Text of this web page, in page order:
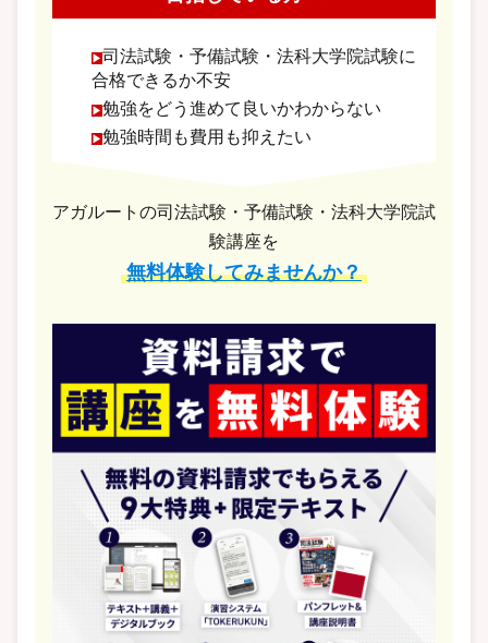
司法試験・予備試験・法科大学院試験に
合格できるか不安
勉強をどう進めて良いかわからない
勉強時間も費用も抑えたい
アガルートの司法試験・予備試験・法科大学院試
験講座を
無料体験してみませんか？